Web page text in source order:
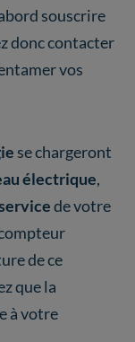
souscrire
donc contacter
vos
se chargeront
électrique,
de votre
de ce
que la
à votre